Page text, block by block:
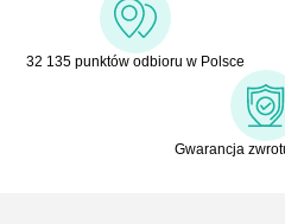
32 135 punktów odbioru w Polsce
Gwarancja